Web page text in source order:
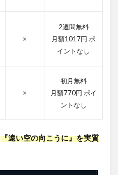
×
2週間無料
月額1017円 ポ
イントなし
×
初月無料
月額770円 ポイ
ントなし
『遠い空の向こうに』を実質